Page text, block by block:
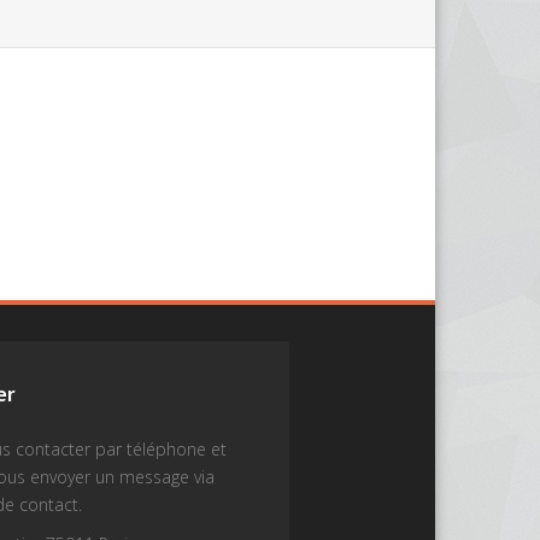
contacter par téléphone et
envoyer un message via
contact.